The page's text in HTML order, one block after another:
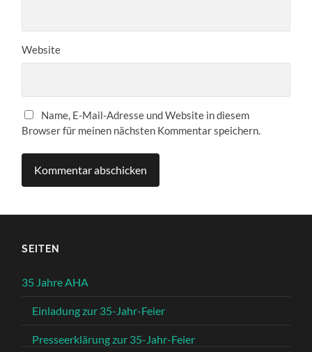
Website
Name, E-Mail-Adresse und Website in diesem
Browser für meinen nächsten Kommentar speichern.
SEITEN
35 Jahre AHA
Einladung zur 35-Jahr-Feier
Presseerklärung zur 35-Jahr-Feier